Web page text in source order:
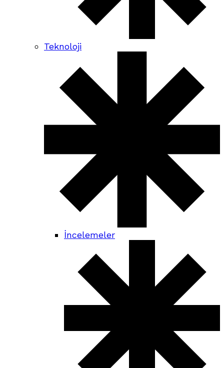
Teknoloji
İncelemeler